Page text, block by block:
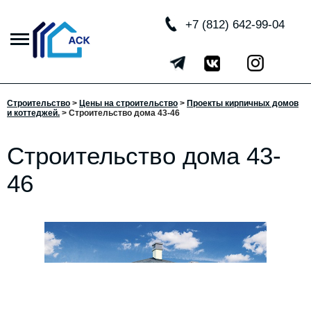
+7 (812) 642-99-04
Строительство > Цены на строительство > Проекты кирпичных домов
и коттеджей. > Строительство дома 43-46
Строительство дома 43-
46